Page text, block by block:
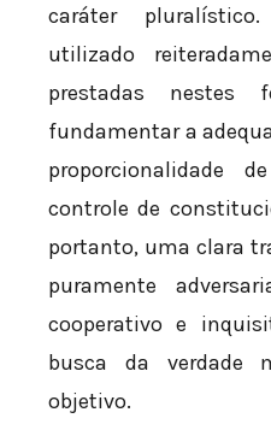
caráter
utilizado
prestadas nestes
fundamentar a
proporcionalidade
controle de
portanto, uma clara
puramente
cooperativo e
busca da verdade
objetivo.